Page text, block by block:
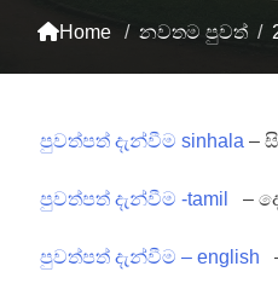
Home / නවතම පුවත් /
පුවත්පත් දැන්වීම sinhala –
පුවත්පත් දැන්වීම -tamil –
පුවත්පත් දැන්වීම – english